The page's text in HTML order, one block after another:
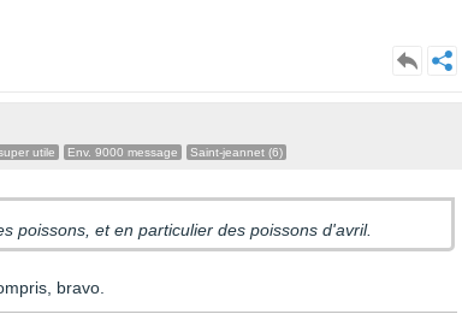
utile Env. 9000 message Saint-jeannet (6)
poissons, et en particulier des poissons d'avril.
bravo.